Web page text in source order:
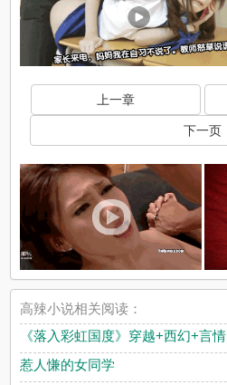
上一章
下一页
高辣小说相关阅读：
《落入彩虹国度》穿越+西幻+言情
惹人慊的女同学